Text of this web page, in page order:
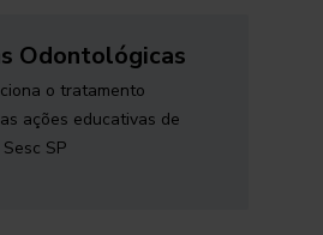
Odontológicas
o tratamento
ações educativas de
SP